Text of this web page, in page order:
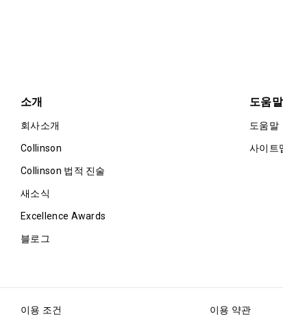
소개
회사소개
Collinson
Collinson 법적 진술
새소식
Excellence Awards
블로그
도움
도움말
사이트
이용 조건 이용 약관